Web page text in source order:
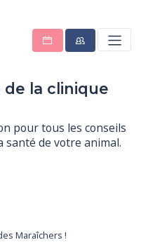
de la clinique
pour tous les conseils
santé de votre animal.